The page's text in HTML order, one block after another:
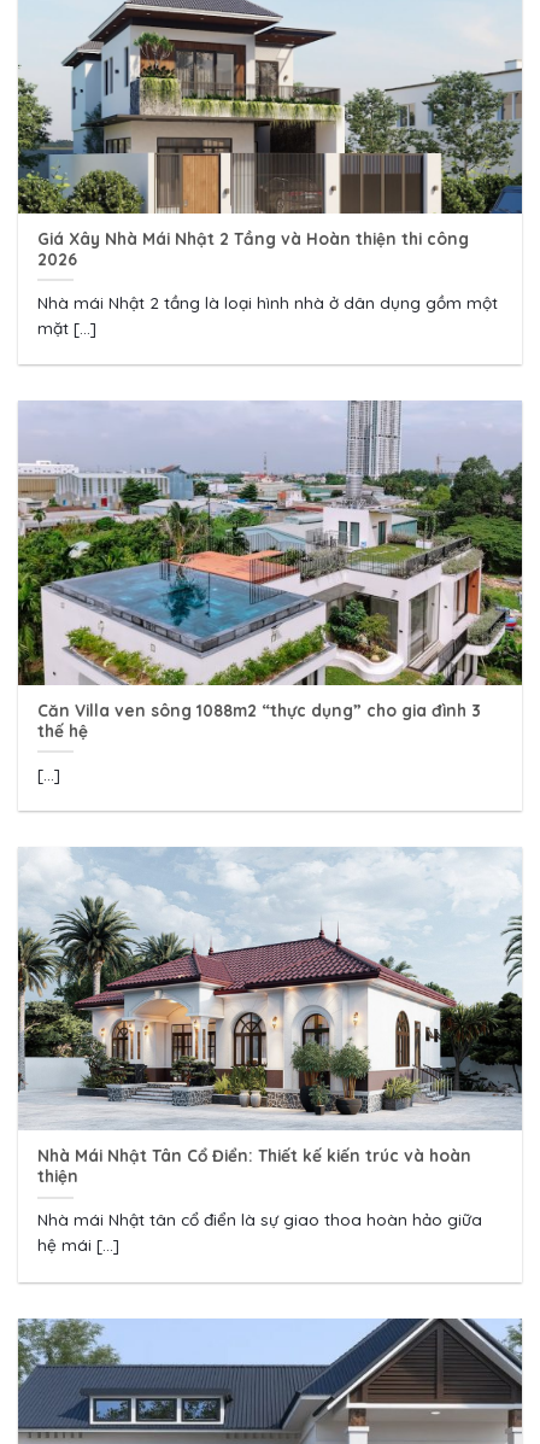
Giá Xây Nhà Mái Nhật 2 Tầng và Hoàn thiện thi công
2026
Nhà mái Nhật 2 tầng là loại hình nhà ở dân dụng gồm một
mặt [...]
Căn Villa ven sông 1088m2 “thực dụng” cho gia đình 3
thế hệ
[...]
Nhà Mái Nhật Tân Cổ Điển: Thiết kế kiến trúc và hoàn
thiện
Nhà mái Nhật tân cổ điển là sự giao thoa hoàn hảo giữa
hệ mái [...]